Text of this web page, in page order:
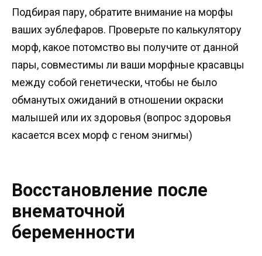
Подбирая пару, обратите внимание на морфы
ваших эублефаров. Проверьте по калькулятору
морф, какое потомство вы получите от данной
пары, совместимы ли ваши морфные красавцы
между собой генетически, чтобы не было
обманутых ожиданий в отношении окраски
малышей или их здоровья (вопрос здоровья
касается всех морф с геном энигмы)
Восстановление после
внематочной
беременности